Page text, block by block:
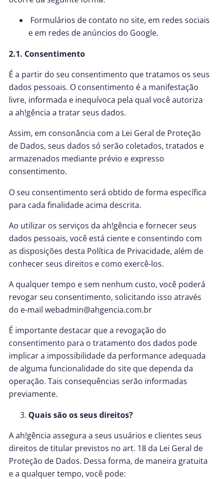
Formulários de contato no site, em redes sociais
e em redes de anúncios do Google.
2.1. Consentimento
É a partir do seu consentimento que tratamos os seus
dados pessoais. O consentimento é a manifestação
livre, informada e inequívoca pela qual você autoriza
a ah!gência a tratar seus dados.
Assim, em consonância com a Lei Geral de Proteção
de Dados, seus dados só serão coletados, tratados e
armazenados mediante prévio e expresso
consentimento.
O seu consentimento será obtido de forma específica
para cada finalidade acima descrita.
Ao utilizar os serviços da ah!gência e fornecer seus
dados pessoais, você está ciente e consentindo com
as disposições desta Política de Privacidade, além de
conhecer seus direitos e como exercê-los.
A qualquer tempo e sem nenhum custo, você poderá
revogar seu consentimento, solicitando isso através
do e-mail webadmin@ahgencia.com.br
É importante destacar que a revogação do
consentimento para o tratamento dos dados pode
implicar a impossibilidade da performance adequada
de alguma funcionalidade do site que dependa da
operação. Tais consequências serão informadas
previamente.
Quais são os seus direitos?
A ah!gência assegura a seus usuários e clientes seus
direitos de titular previstos no art. 18 da Lei Geral de
Proteção de Dados. Dessa forma, de maneira gratuita
e a qualquer tempo, você pode: